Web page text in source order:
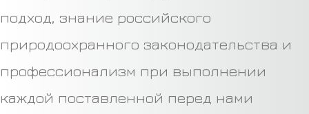
подход, знание российского
природоохранного законодательства и
профессионализм при выполнении
каждой поставленной перед нами